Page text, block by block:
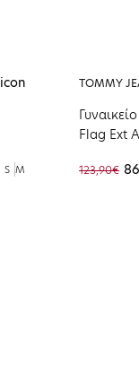
S M
TOMMY
Flag Ext
123,90€